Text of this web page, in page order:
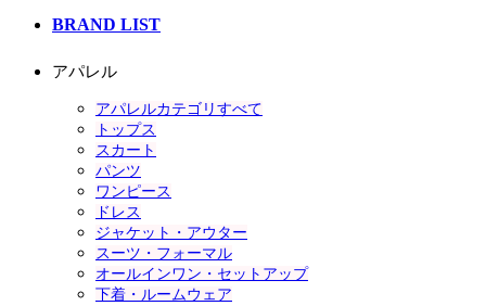
BRAND LIST
アパレル
アパレルカテゴリすべて
トップス
スカート
パンツ
ワンピース
ドレス
ジャケット・アウター
スーツ・フォーマル
オールインワン・セットアップ
下着・ルームウェア